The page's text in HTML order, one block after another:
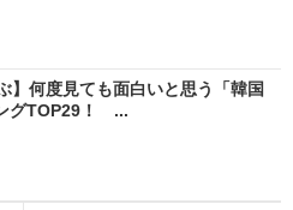
】何度見ても面白いと思う「韓国
グTOP29！ ...